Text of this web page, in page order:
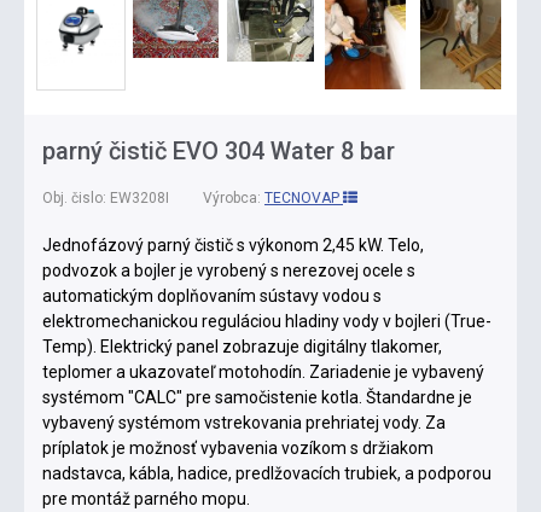
parný čistič EVO 304 Water 8 bar
Obj. čislo: EW3208I Výrobca: TECNOVAP
Jednofázový parný čistič s výkonom 2,45 kW. Telo,
podvozok a bojler je vyrobený s nerezovej ocele s
automatickým doplňovaním sústavy vodou s
elektromechanickou reguláciou hladiny vody v bojleri (True-
Temp). Elektrický panel zobrazuje digitálny tlakomer,
teplomer a ukazovateľ motohodín. Zariadenie je vybavený
systémom "CALC" pre samočistenie kotla. Štandardne je
vybavený systémom vstrekovania prehriatej vody. Za
príplatok je možnosť vybavenia vozíkom s držiakom
nadstavca, kábla, hadice, predlžovacích trubiek, a podporou
pre montáž parného mopu.